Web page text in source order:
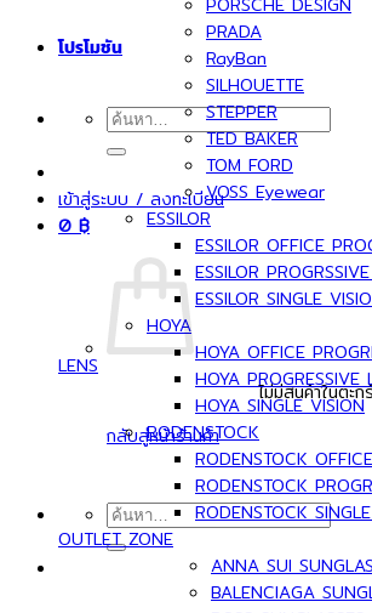
โปรโมชัน
ค้นหา:
เข้าสู่ระบบ / ลงทะเบียน
0 ฿
ไม่มีสินค้าในตะก
กลับสู่หน้าร้านค้า
ค้นหา:
PRADA
RayBan
SILHOUETTE
STEPPER
TED BAKER
TOM FORD
VOSS Eyewear
LENS
ESSILOR
ESSILOR OFFICE
ESSILOR
ESSILOR SINGLE
HOYA
HOYA OFFICE
HOYA PROGRESSIVE
HOYA SINGLE VISION
RODENSTOCK
RODENSTOCK
RODENSTOCK
RODENSTOCK
OUTLET ZONE
ANNA SUI
BALENCIAGA